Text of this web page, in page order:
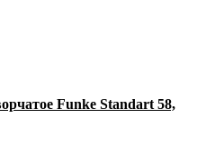
Funke Standart 58,